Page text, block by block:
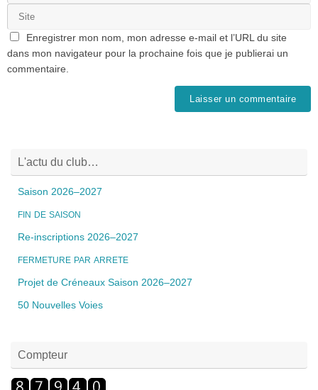
Enregistrer mon nom, mon adresse e-mail et l’URL du site
dans mon navigateur pour la prochaine fois que je publierai un
commentaire.
L'actu du club…
Saison 2026–2027
FIN DE SAISON
Re-inscriptions 2026–2027
FERMETURE PAR ARRETE
Projet de Créneaux Saison 2026–2027
50 Nouvelles Voies
Compteur